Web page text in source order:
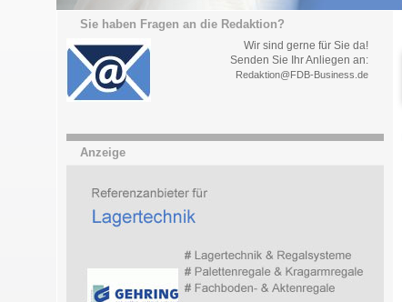
Sie haben Fragen an die Redaktion?
Wir sind gerne für Sie da!
Senden Sie Ihr Anliegen an:
Redaktion@FDB-Business.de
Anzeige